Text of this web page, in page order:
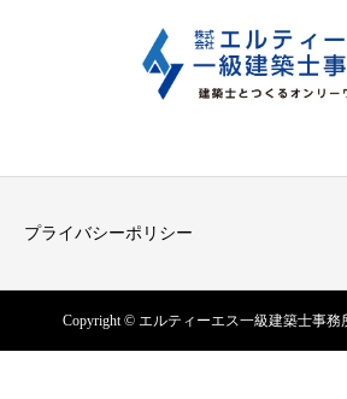
プライバシーポリシー
Copyright © エルティーエス一級建築士事務